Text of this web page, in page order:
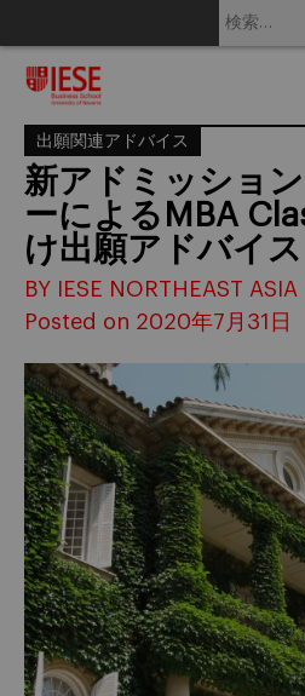
出願関連アドバイス
新アドミッショ
ーによるMBA
け出願アドバイス
BY IESE NORTHEAST ASIA
Posted on 2020年7月31日